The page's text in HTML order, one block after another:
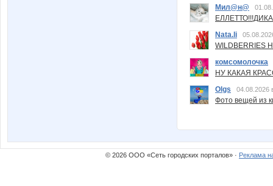
Мил@н@
Nata.li
комсомолочка
НУ КАКАЯ
Olgs
04.08.2026
Фото вещей из
© 2026 ООО «Сеть городских порталов» · Реклама